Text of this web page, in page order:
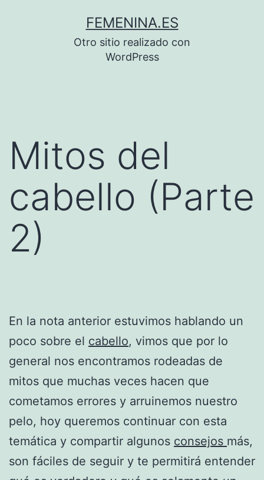
FEMENINA.ES
Otro sitio realizado con
WordPress
Mitos del
cabello (Parte
2)
En la nota anterior estuvimos hablando un
poco sobre el cabello, vimos que por lo
general nos encontramos rodeadas de
mitos que muchas veces hacen que
cometamos errores y arruinemos nuestro
pelo, hoy queremos continuar con esta
temática y compartir algunos consejos más,
son fáciles de seguir y te permitirá entender